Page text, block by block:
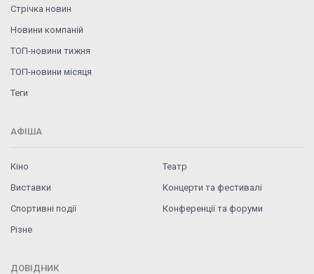
Стрічка новин
Новини компаній
ТОП-новини тижня
ТОП-новини місяця
Теги
АФІША
Кіно
Театр
Виставки
Концерти та фестивалі
Спортивні події
Конференції та форуми
Різне
ДОВІДНИК